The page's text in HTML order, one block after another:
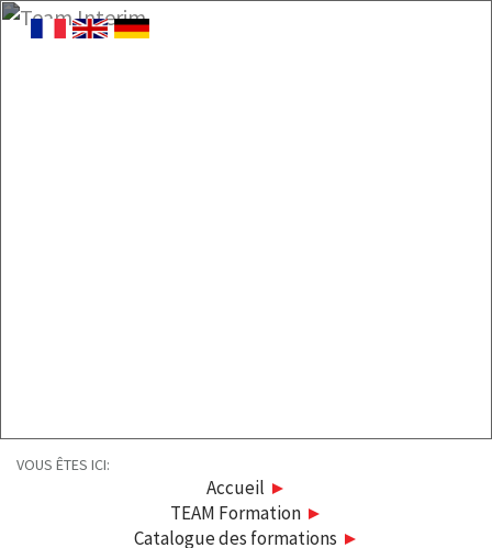
VOUS ÊTES ICI:
Accueil
TEAM Formation
Catalogue des formations